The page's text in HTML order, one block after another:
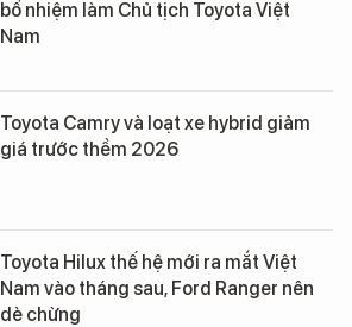
bổ nhiệm làm Chủ tịch Toyota Việt
Nam
Toyota Camry và loạt xe hybrid giảm
giá trước thềm 2026
Toyota Hilux thế hệ mới ra mắt Việt
Nam vào tháng sau, Ford Ranger nên
dè chừng